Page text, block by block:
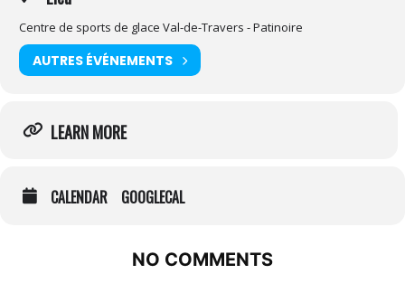
Centre de sports de glace Val-de-Travers - Patinoire
AUTRES ÉVÉNEMENTS
LEARN MORE
CALENDAR GOOGLECAL
NO COMMENTS